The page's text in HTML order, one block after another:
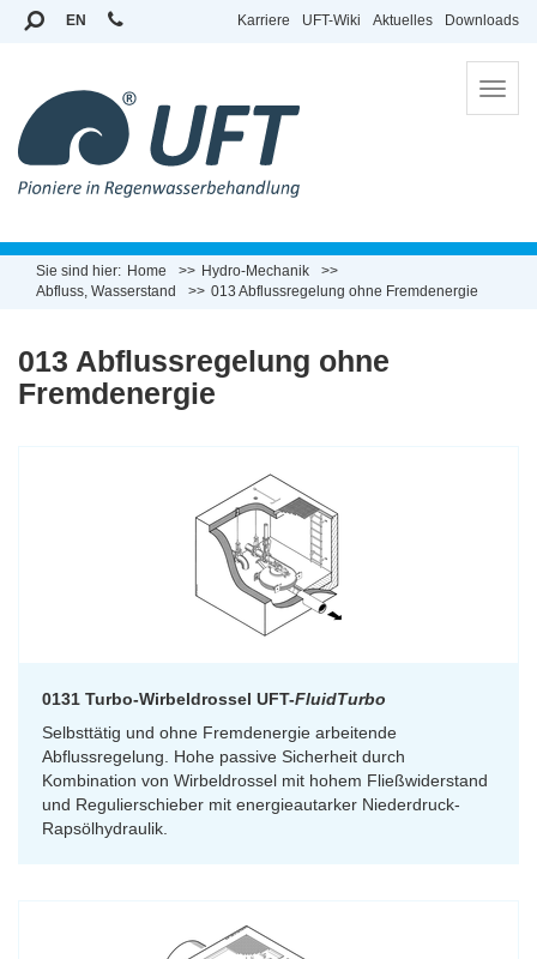
Karriere UFT-Wiki Aktuelles Downloads
EN
Sie sind hier: Home
Hydro-Mechanik
Abfluss, Wasserstand
013 Abflussregelung ohne Fremdenergie
013 Abflussregelung ohne
Fremdenergie
0131 Turbo-Wirbeldrossel UFT-FluidTurbo
Selbsttätig und ohne Fremdenergie arbeitende
Abflussregelung. Hohe passive Sicherheit durch
Kombination von Wirbeldrossel mit hohem Fließwiderstand
und Regulierschieber mit energieautarker Niederdruck-
Rapsölhydraulik.